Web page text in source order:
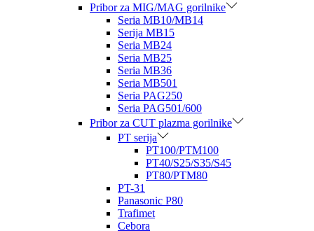
Pribor za MIG/MAG gorilnike
Seria MB10/MB14
Serija MB15
Seria MB24
Seria MB25
Seria MB36
Seria MB501
Seria PAG250
Seria PAG501/600
Pribor za CUT plazma gorilnike
PT serija
PT100/PTM100
PT40/S25/S35/S45
PT80/PTM80
PT-31
Panasonic P80
Trafimet
Cebora